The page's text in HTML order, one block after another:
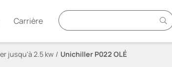
Carrière
jusqu'à 2.5 kw Unichiller P022 OLÉ